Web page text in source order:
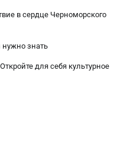
в сердце Черноморского
знать
для себя культурное